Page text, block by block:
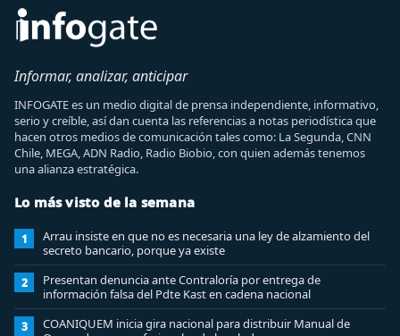
Informar, analizar, anticipar
INFOGATE es un medio digital de prensa independiente, informativo,
serio y creíble, así dan cuenta las referencias a notas periodística que
hacen otros medios de comunicación tales como: La Segunda, CNN
Chile, MEGA, ADN Radio, Radio Biobio, con quien además tenemos
una alianza estratégica.
Lo más visto de la semana
1
Arrau insiste en que no es necesaria una ley de alzamiento del
secreto bancario, porque ya existe
2
Presentan denuncia ante Contraloría por entrega de
información falsa del Pdte Kast en cadena nacional
3
COANIQUEM inicia gira nacional para distribuir Manual de